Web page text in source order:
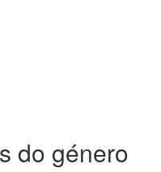
do género